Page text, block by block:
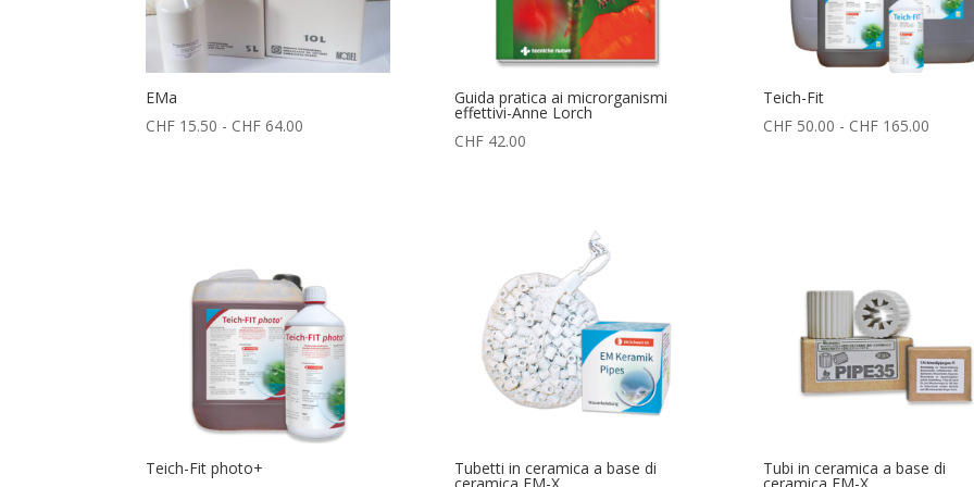
EMa
CHF 15.50 - CHF 64.00
Guida pratica ai microrganismi
effettivi-Anne Lorch
CHF42.00
Teich-Fit
CHF50.00 - CHF165.00Fascia
Teich-Fit photo+
Tubetti in ceramica a base di
ceramica EM-X
Tubi in ceramica a base di
ceramica EM-X